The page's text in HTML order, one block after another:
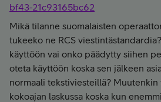
bf43-21c93165bc62
Mikä tilanne suomalaisten
tukeeko ne RCS
käyttöön vai onko päädytty siihen
oteta käyttöön koska sen jälkeen
normaali tekstiviesteillä? Muutenkin
kokoajan laskussa koska kun